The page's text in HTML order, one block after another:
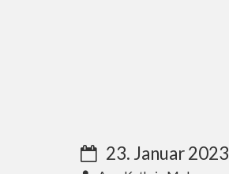
23. Januar 2023